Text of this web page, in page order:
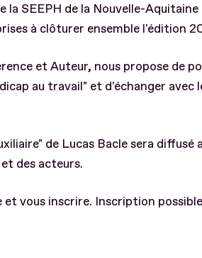
la SEEPH de la Nouvelle-Aquitaine
à clôturer ensemble l'édition
et Auteur, nous propose de
au travail" et d'échanger avec
de Lucas Bacle sera diffusé
des acteurs.
vous inscrire. Inscription